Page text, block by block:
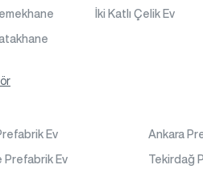
İki Katlı Çelik Ev
Ev Ankara
Prefabrik Ev Tekirdağ